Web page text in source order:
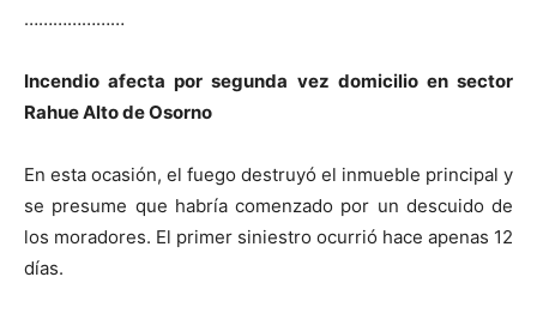
…………………
Incendio afecta por segunda vez domicilio en sector
Rahue Alto de Osorno
En esta ocasión, el fuego destruyó el inmueble principal y
se presume que habría comenzado por un descuido de
los moradores. El primer siniestro ocurrió hace apenas 12
días.